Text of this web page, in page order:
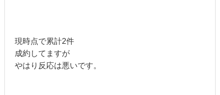
現時点で累計2件
成約してますが
やはり反応は悪いです。